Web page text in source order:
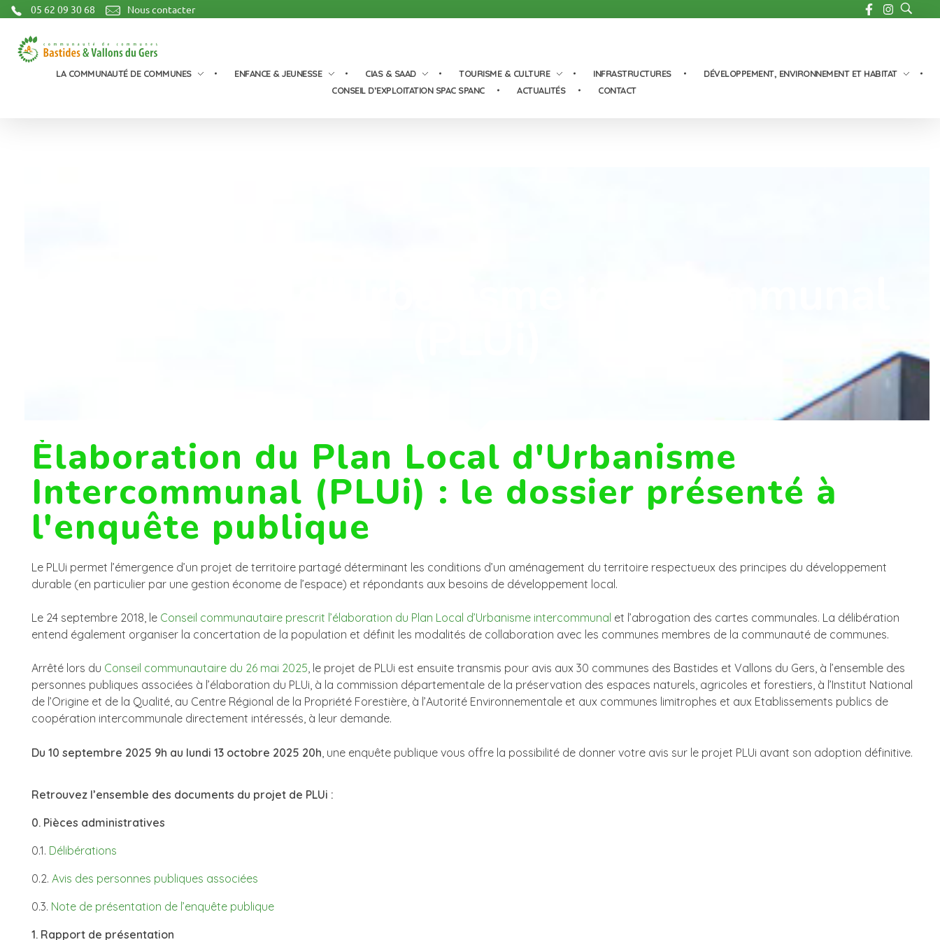
05 62 09 30 68 Nous contacter
LA COMMUNAUTÉ DE COMMUNES ENFANCE & JEUNESSE CIAS & SAAD TOURISME & CULTURE INFRASTRUCTURES
DÉVELOPPEMENT, ENVIRONNEMENT ET HABITAT
CONSEIL D’EXPLOITATION SPAC SPANC
ACTUALITÉS CONTACT
Èlaboration du Plan Local d'Urbanisme
Intercommunal (PLUi) : le dossier présenté à
l'enquête publique
Le PLUi permet l’émergence d’un projet de territoire partagé déterminant les conditions d’un aménagement du territoire respectueux des principes du développement
durable (en particulier par une gestion économe de l’espace) et répondants aux besoins de développement local.
Le 24 septembre 2018, le Conseil communautaire prescrit l’élaboration du Plan Local d’Urbanisme intercommunal et l’abrogation des cartes communales. La délibération
entend également organiser la concertation de la population et définit les modalités de collaboration avec les communes membres de la communauté de communes.
Arrêté lors du Conseil communautaire du 26 mai 2025, le projet de PLUi est ensuite transmis pour avis aux 30 communes des Bastides et Vallons du Gers, à l’ensemble des
personnes publiques associées à l’élaboration du PLUi, à la commission départementale de la préservation des espaces naturels, agricoles et forestiers, à l’Institut National
de l’Origine et de la Qualité, au Centre Régional de la Propriété Forestière, à l’Autorité Environnementale et aux communes limitrophes et aux Etablissements publics de
coopération intercommunale directement intéressés, à leur demande.
Du 10 septembre 2025 9h au lundi 13 octobre 2025 20h , une enquête publique vous offre la possibilité de donner votre avis sur le projet PLUi avant son adoption définitive.
Retrouvez l’ensemble des documents du projet de PLUi :
0. Pièces administratives
0.1. Délibérations
0.2. Avis des personnes publiques associées
0.3. Note de présentation de l’enquête publique
1. Rapport de présentation